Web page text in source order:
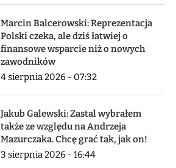
Marcin Balcerowski: Reprezentacja
Polski czeka, ale dziś łatwiej o
finansowe wsparcie niż o nowych
zawodników
4 sierpnia 2026 - 07:32
Jakub Galewski: Zastal wybrałem
także ze względu na Andrzeja
Mazurczaka. Chcę grać tak, jak on!
3 sierpnia 2026 - 16:44